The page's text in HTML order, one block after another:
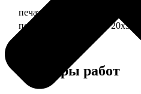
печать фото на холсте 20х30
печать фото на холсте 20х30 в
Примеры работ